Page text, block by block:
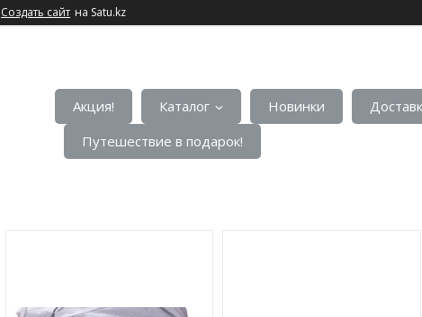
Создать сайт на Satu.kz
Акция! Каталог Новинки
Путешествие в подарок!